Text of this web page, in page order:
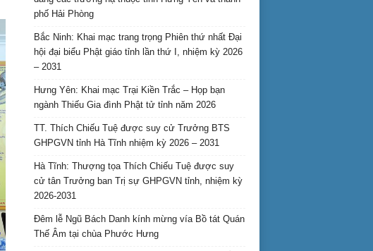
phố Hải Phòng
Bắc Ninh: Khai mạc trang trọng Phiên thứ nhất Đại
hội đại biểu Phật giáo tỉnh lần thứ I, nhiệm kỳ 2026
– 2031
Hưng Yên: Khai mạc Trại Kiền Trắc – Họp bạn
ngành Thiếu Gia đình Phật tử tỉnh năm 2026
TT. Thích Chiếu Tuệ được suy cử Trưởng BTS
GHPGVN tỉnh Hà Tĩnh nhiệm kỳ 2026 – 2031
Hà Tĩnh: Thượng tọa Thích Chiếu Tuệ được suy
cử tân Trưởng ban Trị sự GHPGVN tỉnh, nhiệm kỳ
2026-2031
Đêm lễ Ngũ Bách Danh kính mừng vía Bồ tát Quán
Thế Âm tại chùa Phước Hưng